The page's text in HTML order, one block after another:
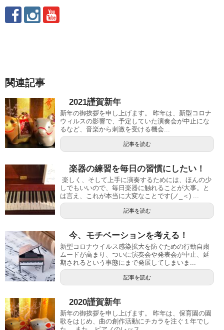
関連記事
2021謹賀新年
新年の御挨拶を申し上げます。 昨年は、新型コロナ
ウィルスの影響で、予定していた演奏会が中止にな
るなど、音楽から刺激を受ける機会...
記事を読む
楽器の練習を毎日の習慣にしたい！
楽しく、そして上手に演奏するためには、ほんの少
しでもいいので、毎日楽器に触れることが大事。と
は言え、これが本当に大変なことです(ノ_＜) ...
記事を読む
今、モチベーションを考える！
新型コロナウイルス感染拡大を防ぐための行動自粛
ムードが高まり、ついに演奏会や発表会が中止、延
期されるという事態にまで発展してしまいま...
記事を読む
2020謹賀新年
新年の御挨拶を申し上げます。 昨年は、保育園の園
歌をはじめ、曲の創作活動にチカラを注ぐ１年でし